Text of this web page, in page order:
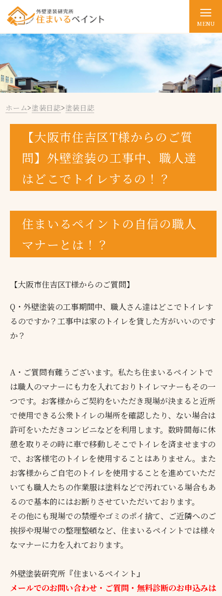
MENU
ホーム>塗装日誌>塗装日誌
【大阪市住吉区T様からのご質
問】外壁塗装の工事中、職人達
はどこでトイレするの！？
住まいるペイントの自信の職人
マナーとは！？
【大阪市住吉区T様からのご質問】
Q・外壁塗装の工事期間中、職人さん達はどこでトイレす
るのですか？工事中は家のトイレを貸した方がいいのです
か？
A・ご質問有難うございます。私たち住まいるペイントで
は職人のマナーにも力を入れておりトイレマナーもその一
つです。お客様からご契約をいただき現場が決まると近所
で使用できる公衆トイレの場所を確認したり、ない場合は
許可をいただきコンビニなどを利用します。数時間毎に休
憩を取りその時に車で移動しそこでトイレを済ませますの
で、お客様宅のトイレを使用することはありません。また
お客様からご自宅のトイレを使用することを進めていただ
いても職人たちの作業服は塗料などで汚れている場合もあ
るので基本的にはお断りさせていただいております。
その他にも現場での禁煙やゴミのポイ捨て、ご近隣へのご
挨拶や現場での整理整頓など、住まいるペイントでは様々
なマナーに力を入れております。
外壁塗装研究所『住まいるペイント』
メールでのお問い合わせ・ご質問・無料診断のお申込みは